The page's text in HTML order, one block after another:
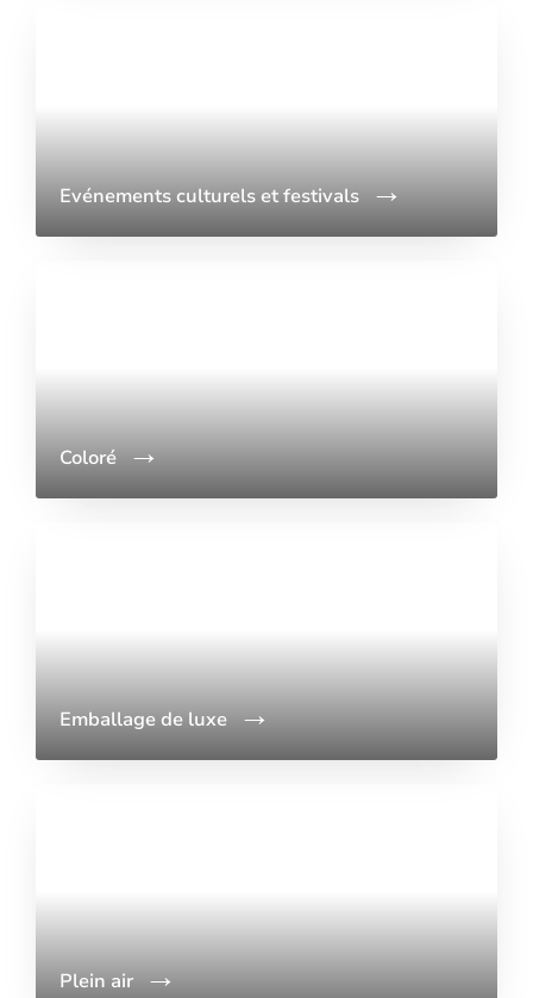
Evénements culturels et festivals
Coloré
Emballage de luxe
Plein air